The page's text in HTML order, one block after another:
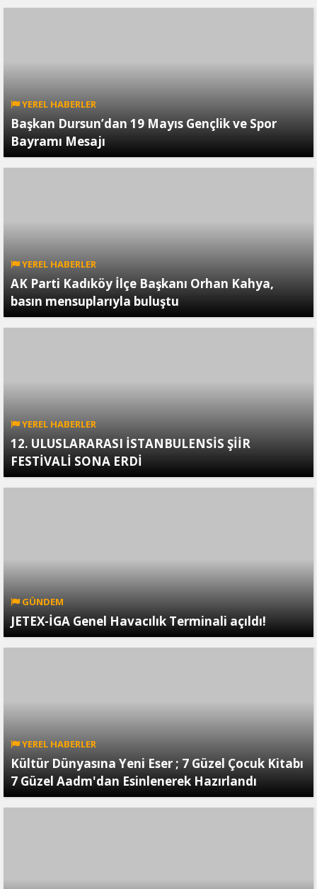
YEREL HABERLER
Başkan Dursun’dan 19 Mayıs Gençlik ve Spor
Bayramı Mesajı
YEREL HABERLER
AK Parti Kadıköy İlçe Başkanı Orhan Kahya,
basın mensuplarıyla buluştu
YEREL HABERLER
12. ULUSLARARASI İSTANBULENSİS ŞİİR
FESTİVALİ SONA ERDİ
GÜNDEM
JETEX-İGA Genel Havacılık Terminali açıldı!
YEREL HABERLER
Kültür Dünyasına Yeni Eser ; 7 Güzel Çocuk Kitabı
7 Güzel Aadm'dan Esinlenerek Hazırlandı